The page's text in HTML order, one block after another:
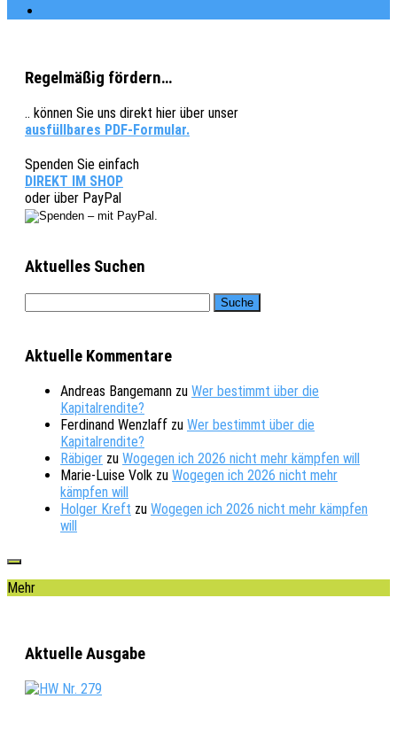
Regelmäßig fördern…
.. können Sie uns direkt hier über unser
ausfüllbares PDF-Formular.
Spenden Sie einfach
DIREKT IM SHOP
oder über PayPal
Aktuelles Suchen
Aktuelle Kommentare
Andreas Bangemann zu Wer bestimmt über die
Kapitalrendite?
Ferdinand Wenzlaff zu Wer bestimmt über die
Kapitalrendite?
Räbiger zu Wogegen ich 2026 nicht mehr kämpfen will
Marie-Luise Volk zu Wogegen ich 2026 nicht mehr
kämpfen will
Holger Kreft zu Wogegen ich 2026 nicht mehr kämpfen
will
Mehr
Aktuelle Ausgabe